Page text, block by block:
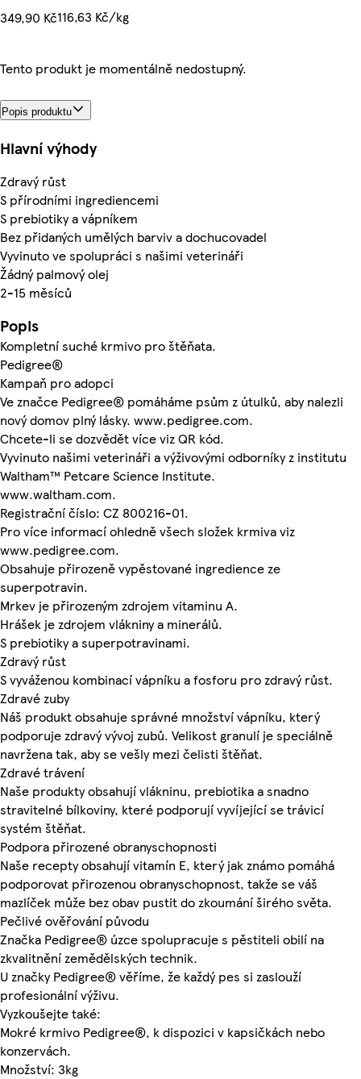
349,90 Kč116,63 Kč/kg
Tento produkt je momentálně nedostupný.
Popis produktu
Hlavní výhody
Zdravý růst
S přírodními ingrediencemi
S prebiotiky a vápníkem
Bez přidaných umělých barviv a dochucovadel
Vyvinuto ve spolupráci s našimi veterináři
Žádný palmový olej
2-15 měsíců
Popis
Kompletní suché krmivo pro štěňata.
Pedigree®
Kampaň pro adopci
Ve značce Pedigree® pomáháme psům z útulků, aby nalezli
nový domov plný lásky. www.pedigree.com.
Chcete-li se dozvědět více viz QR kód.
Vyvinuto našimi veterináři a výživovými odborníky z institutu
Waltham™ Petcare Science Institute.
www.waltham.com.
Registrační číslo: CZ 800216-01.
Pro více informací ohledně všech složek krmiva viz
www.pedigree.com.
Obsahuje přirozeně vypěstované ingredience ze
superpotravin.
Mrkev je přirozeným zdrojem vitaminu A.
Hrášek je zdrojem vlákniny a minerálů.
S prebiotiky a superpotravinami.
Zdravý růst
S vyváženou kombinací vápníku a fosforu pro zdravý růst.
Zdravé zuby
Náš produkt obsahuje správné množství vápníku, který
podporuje zdravý vývoj zubů. Velikost granulí je speciálně
navržena tak, aby se vešly mezi čelisti štěňat.
Zdravé trávení
Naše produkty obsahují vlákninu, prebiotika a snadno
stravitelné bílkoviny, které podporují vyvíjející se trávicí
systém štěňat.
Podpora přirozené obranyschopnosti
Naše recepty obsahují vitamín E, který jak známo pomáhá
podporovat přirozenou obranyschopnost, takže se váš
mazlíček může bez obav pustit do zkoumání širého světa.
Pečlivé ověřování původu
Značka Pedigree® úzce spolupracuje s pěstiteli obilí na
zkvalitnění zemědělských technik.
U značky Pedigree® věříme, že každý pes si zaslouží
profesionální výživu.
Vyzkoušejte také:
Mokré krmivo Pedigree®, k dispozici v kapsičkách nebo
konzervách.
Množství: 3kg